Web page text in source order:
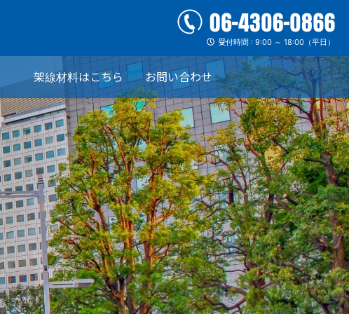
受付時間 : 9:00 ～ 18:00（平日）
架線材料はこちら お問い合わせ